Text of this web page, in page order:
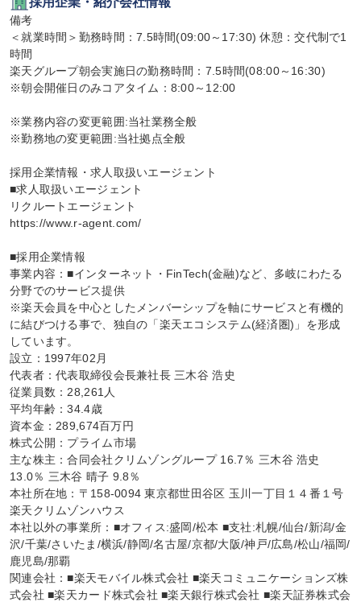
備考
＜就業時間＞勤務時間：7.5時間(09:00～17:30) 休憩：交代制で1
時間
楽天グループ朝会実施日の勤務時間：7.5時間(08:00～16:30)
※朝会開催日のみコアタイム：8:00～12:00
※業務内容の変更範囲:当社業務全般
※勤務地の変更範囲:当社拠点全般
採用企業情報・求人取扱いエージェント
■求人取扱いエージェント
リクルートエージェント
https://www.r-agent.com/
■採用企業情報
事業内容：■インターネット・FinTech(金融)など、多岐にわたる
分野でのサービス提供
※楽天会員を中心としたメンバーシップを軸にサービスと有機的
に結びつける事で、独自の「楽天エコシステム(経済圏)」を形成
しています。
設立：1997年02月
代表者：代表取締役会長兼社長 三木谷 浩史
従業員数：28,261人
平均年齢：34.4歳
資本金：289,674百万円
株式公開：プライム市場
主な株主：合同会社クリムゾングループ 16.7％ 三木谷 浩史
13.0％ 三木谷 晴子 9.8％
本社所在地：〒158-0094 東京都世田谷区 玉川一丁目１４番１号
楽天クリムゾンハウス
本社以外の事業所：■オフィス:盛岡/松本 ■支社:札幌/仙台/新潟/金
沢/千葉/さいたま/横浜/静岡/名古屋/京都/大阪/神戸/広島/松山/福岡/
鹿児島/那覇
関連会社：■楽天モバイル株式会社 ■楽天コミュニケーションズ株
式会社 ■楽天カード株式会社 ■楽天銀行株式会社 ■楽天証券株式会